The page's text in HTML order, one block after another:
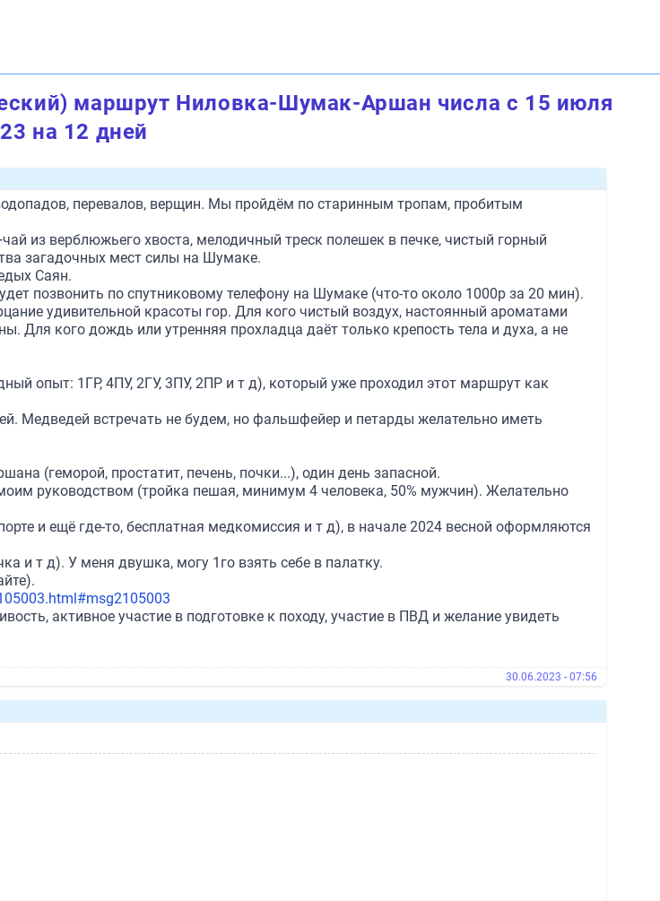
маршрут Ниловка-Шумак-Аршан числа с 15 июля
на 12 дней
перевалов, верщин. Мы пройдём по старинным тропам, пробитым
из верблюжьего хвоста, мелодичный треск полешек в печке, чистый горный
загадочных мест силы на Шумаке.
Саян.
позвонить по спутниковому телефону на Шумаке (что-то около 1000р за 20 мин).
удивительной красоты гор. Для кого чистый воздух, настоянный ароматами
Для кого дождь или утренняя прохладца даёт только крепость тела и духа, а не
опыт: 1ГР, 4ПУ, 2ГУ, 3ПУ, 2ПР и т д), который уже проходил этот маршрут как
Медведей встречать не будем, но фальшфейер и петарды желательно иметь
(геморой, простатит, печень, почки...), один день запасной.
руководством (тройка пешая, минимум 4 человека, 50% мужчин). Желательно
и ещё где-то, бесплатная медкомиссия и т д), в начале 2024 весной оформляются
и т д). У меня двушка, могу 1го взять себе в палатку.
активное участие в подготовке к походу, участие в ПВД и желание увидеть
30.06.2023 - 07:56